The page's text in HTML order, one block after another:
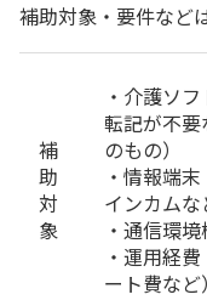
補助対象・要件など
補
助
対
象
・介護ソ
転記が不
のもの）
・情報端
インカムな
・通信環
・運用経
ート費など）